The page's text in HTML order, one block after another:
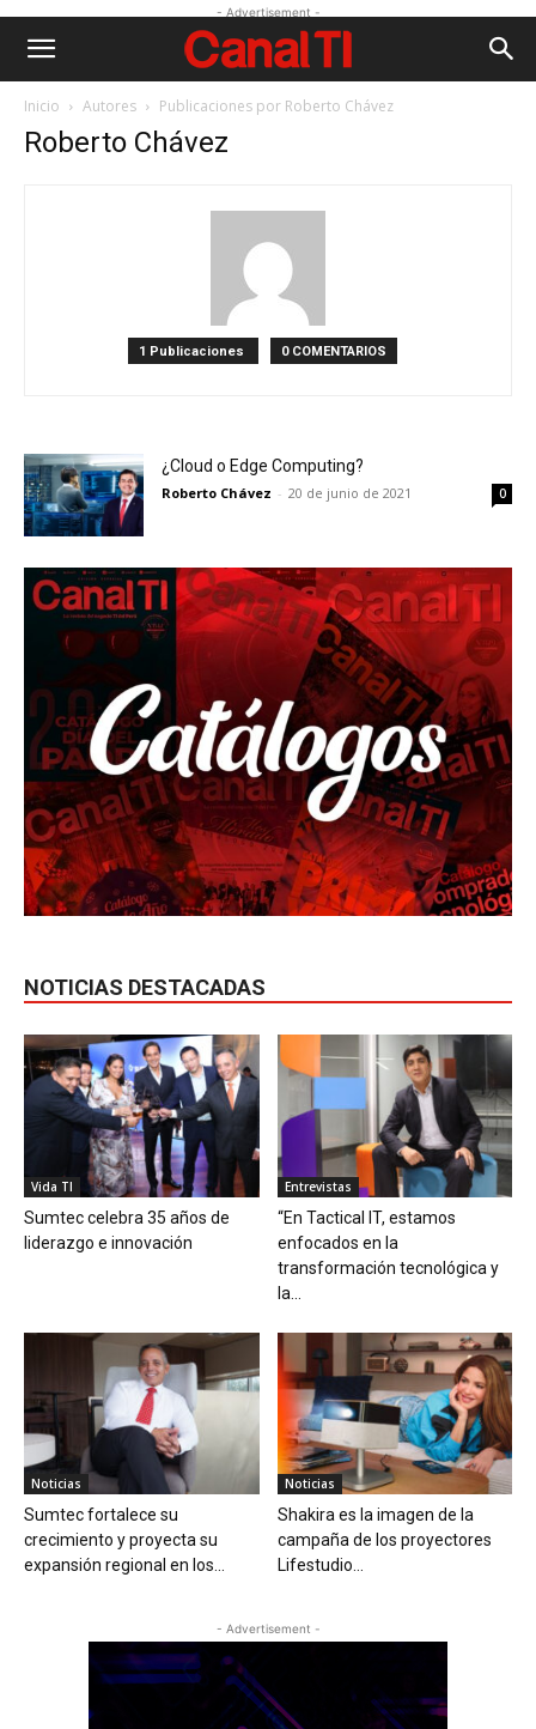
- Advertisement -
Inicio Autores Publicaciones por Roberto Chávez
Roberto Chávez
1 Publicaciones 0 COMENTARIOS
¿Cloud o Edge Computing?
Roberto Chávez - 20 de junio de 2021 0
NOTICIAS DESTACADAS
Vida TI
Sumtec celebra 35 años de
liderazgo e innovación
Entrevistas
“En Tactical IT, estamos
enfocados en la
transformación tecnológica y
la...
Noticias
Sumtec fortalece su
crecimiento y proyecta su
expansión regional en los...
Noticias
Shakira es la imagen de la
campaña de los proyectores
Lifestudio...
- Advertisement -